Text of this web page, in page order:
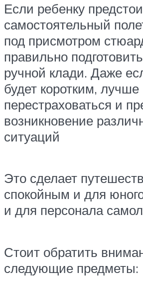
Если ребенку
самостоятельный
под присмотром
правильно
ручной клади. Даже
будет коротким, лучше
перестраховаться и
возникновение
ситуаций
Это сделает
спокойным и для
и для персонала
Стоит обратить
следующие предметы: